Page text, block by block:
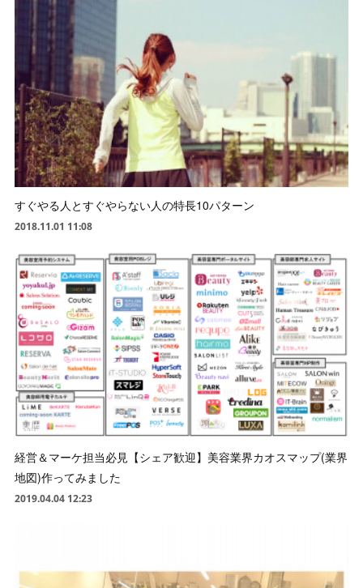
すぐやる人とすぐやらない人の特長10パターン
2018.11.01 11:08
経営＆マーケ担当必見【シェア歓迎】美容業界カオスマップ(業界
地図)作ってみました
2019.04.04 12:23